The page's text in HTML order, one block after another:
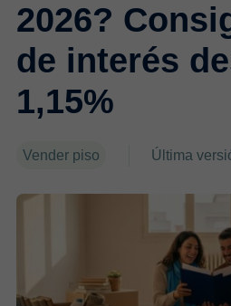
2026?
de interés
1,15%
Vender piso Última